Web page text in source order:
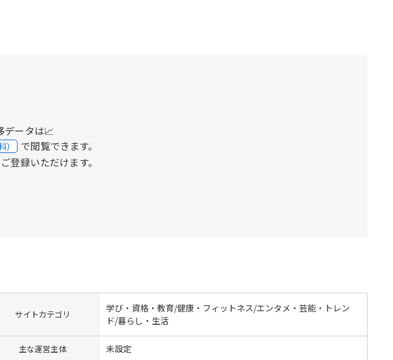
データは📈
） で閲覧できます。
登録いただけます。
サイトカテゴリ
学び・資格・教育/健康・フィットネス/エンタメ・芸能・トレン
ド/暮らし・生活
主な運営主体 未設定